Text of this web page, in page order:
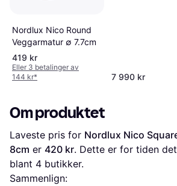
Nordlux Nico Round
Veggarmatur ∅ 7.7cm
419 kr
Eller 3 betalinger av
144 kr* 7 990 kr
Om produktet
Laveste pris for Nordlux Nico
8cm er 420 kr. Dette er for tiden
blant 4 butikker.
Sammenlign: